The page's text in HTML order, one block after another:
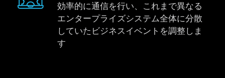
効率的に通信を行い、これまで異なる
エンタープライズシステム全体に分散
していたビジネスイベントを調整しま
す